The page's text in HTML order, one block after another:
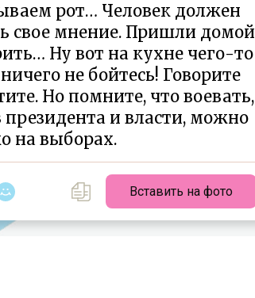
рот… Человек должен
свое мнение. Пришли домой
Ну вот на кухне чего-то
не бойтесь! Говорите
Но помните, что воевать,
и власти, можно
на выборах.
Вставить на фото